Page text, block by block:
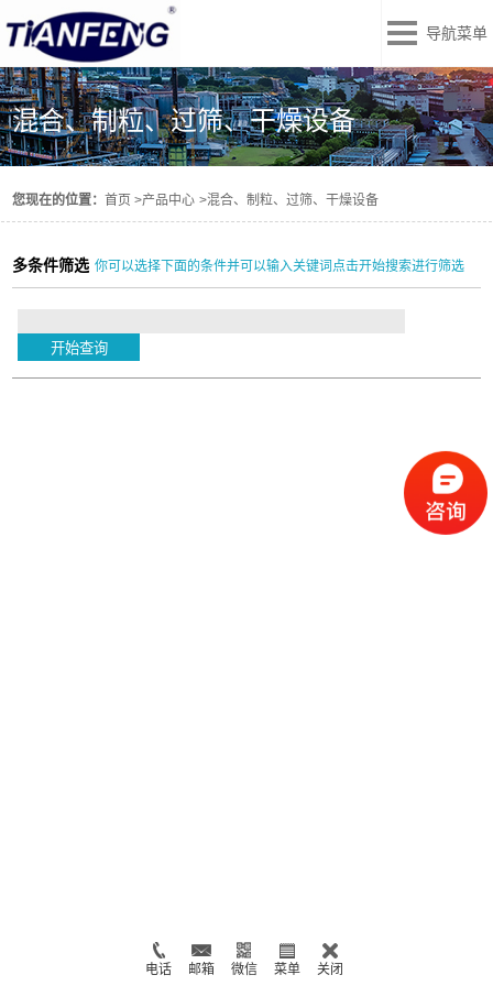
导航菜单
混合、制粒、过筛、干燥设备
您现在的位置：首页 >产品中心 >混合、制粒、过筛、干燥设备
多条件筛选 你可以选择下面的条件并可以输入关键词点击开始搜索进行筛选
电话 邮箱 微信 菜单 关闭